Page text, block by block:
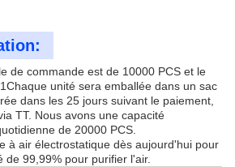
de commande est de 10000 PCS et le
unité sera emballée dans un sac
dans les 25 jours suivant le paiement,
TT. Nous avons une capacité
de 20000 PCS.
à air électrostatique dès aujourd'hui pour
de 99,99% pour purifier l'air.